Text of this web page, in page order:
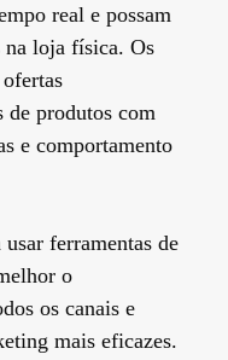
real e possam
loja física. Os
de produtos com
e comportamento
ferramentas de
o
os canais e
mais eficazes.